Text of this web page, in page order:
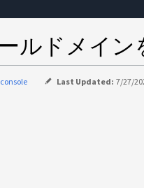
ルドメイ
Last Updated: 7/27/